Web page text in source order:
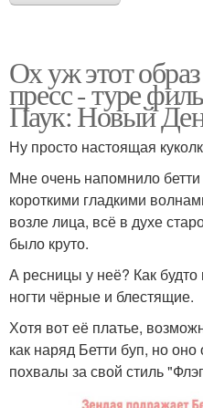
Ох уж этот
пресс - туре
Паук: Новый
Ну просто настоящая
Мне очень напомнило
короткими гладкими
возле лица, всё в духе
было круто.
А ресницы у неё? Как будто
ногти чёрные и блестящие.
Хотя вот её платье,
как наряд Бетти буп, но
похвалы за свой стиль